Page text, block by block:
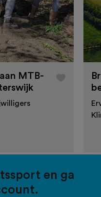
MTB-
en ga